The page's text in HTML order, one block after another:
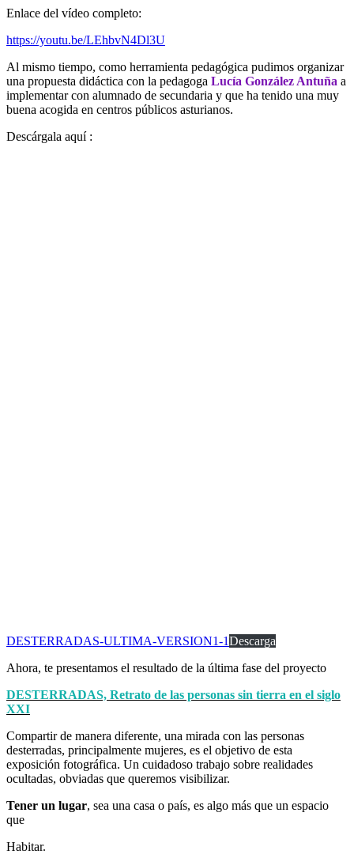
Enlace del vídeo completo:
https://youtu.be/LEhbvN4Dl3U
Al mismo tiempo, como herramienta pedagógica pudimos organizar
una propuesta didáctica con la pedagoga Lucía González Antuña a
implementar con alumnado de secundaria y que ha tenido una muy
buena acogida en centros públicos asturianos.
Descárgala aquí :
DESTERRADAS-ULTIMA-VERSION1-1Descarga
Ahora, te presentamos el resultado de la última fase del proyecto
DESTERRADAS, Retrato de las personas sin tierra en el siglo
XXI
Compartir de manera diferente, una mirada con las personas
desterradas, principalmente mujeres, es el objetivo de esta
exposición fotográfica. Un cuidadoso trabajo sobre realidades
ocultadas, obviadas que queremos visibilizar.
Tener un lugar, sea una casa o país, es algo más que un espacio
que
Habitar.